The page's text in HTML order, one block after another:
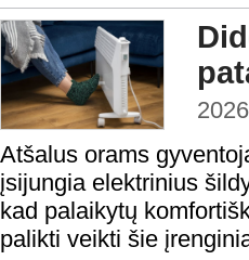
Atšalus orams
įsijungia elektrinius
kad palaikytų
palikti veikti šie